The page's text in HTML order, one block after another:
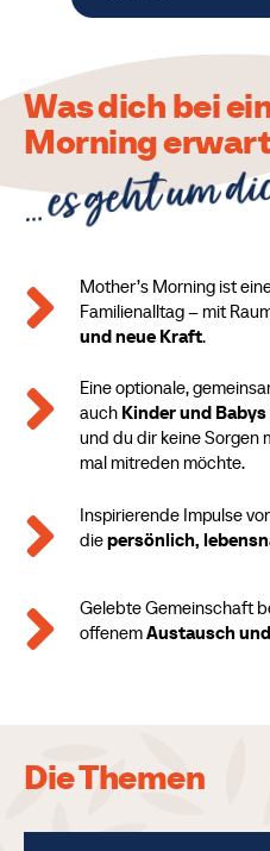
Was dich bei
Morning
… es geht um
 Mother’s Morning ist
Familienalltag – mit
und neue Kraft.
 Eine optionale,
auch Kinder und Babys
und du dir keine Sorgen
mal mitreden möchte.

Inspirierende Impulse
diepersönlich,

Gelebte Gemeinschaft
offenemAustausch
Die Themen